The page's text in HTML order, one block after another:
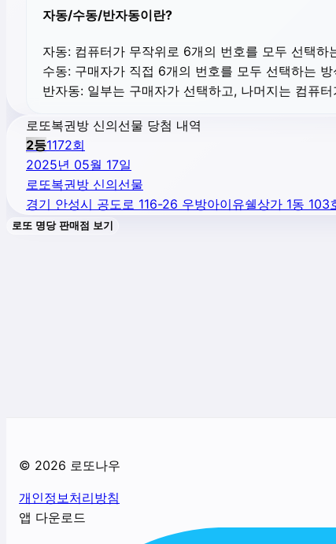
자동/수동/반자동이란?
자동: 컴퓨터가 무작위로 6개의 번호를 모두 선택하
수동: 구매자가 직접 6개의 번호를 모두 선택하는 방
반자동: 일부는 구매자가 선택하고, 나머지는 컴퓨
로또복권방 신의선물 당첨 내역
2등1172회
2025년 05월 17일
로또복권방 신의선물
경기 안성시 공도로 116-26 우방아이유쉘상가 1동 103
로또 명당 판매점 보기
© 2026 로또나우
개인정보처리방침
앱 다운로드